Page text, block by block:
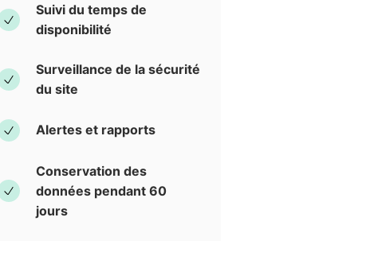
Suivi du temps de
disponibilité
Surveillance de la sécurité
du site
Alertes et rapports
Conservation des
données pendant 60
jours